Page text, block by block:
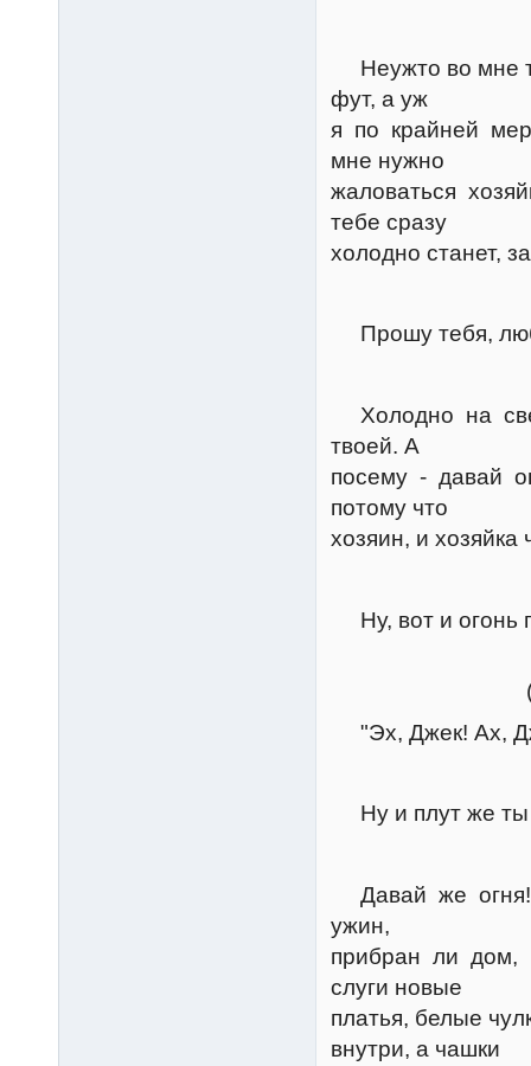
Неужто во мне
фут, а уж
я по крайней
мне нужно
жаловаться
тебе сразу
холодно станет,
Прошу тебя,
Холодно на
твоей. А
посему - давай
потому что
хозяин, и хозяйка
Ну, вот и огонь
"Эх, Джек! Ах,
Ну и плут же ты
Давай же огня!
ужин,
прибран ли дом,
слуги новые
платья, белые
внутри, а чашки